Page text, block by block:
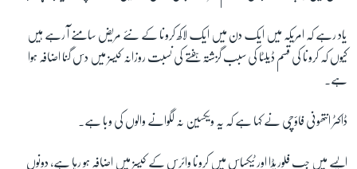
یاد رہے کہ امریکہ میں ایک دن میں ایک لاکھ کرونا کے نئے مریض سامنے آ رہے ہیں
کیوں کہ کرونا کی قسم ڈیلٹا کی سبب گزشتہ ہفتے کی نسبت روزانہ کیسز میں دس گنا اضافہ ہوا
ہے۔
ڈاکٹر انتھونی فاؤچی نے کہا ہے کہ یہ ویکسین نہ لگوانے والوں کی وبا ہے۔
ایسے میں جب فلوریڈا اور ٹیکساس میں کرونا وائرس کے کیسز میں اضافہ ہو رہا ہے، دونوں